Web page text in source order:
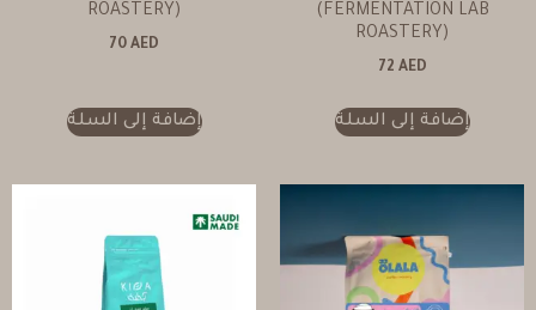
(FERMENTATION LAB
ROASTERY)
72 AED
إضافة إلى السلة
ROASTERY)
70 AED
إضافة إلى السلة